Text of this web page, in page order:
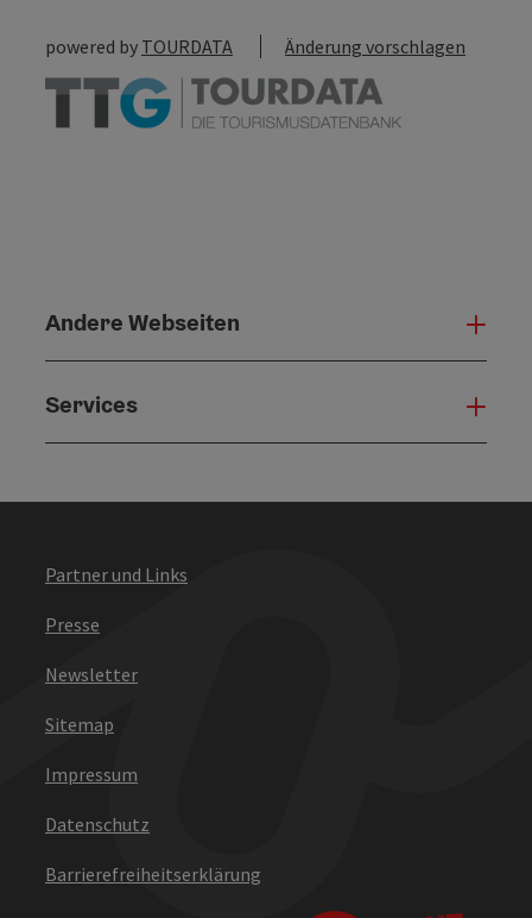
powered by TOURDATA Änderung vorschlagen
Andere Webseiten
Services
Partner und Links
Presse
Newsletter
Sitemap
Impressum
Datenschutz
Barrierefreiheitserklärung